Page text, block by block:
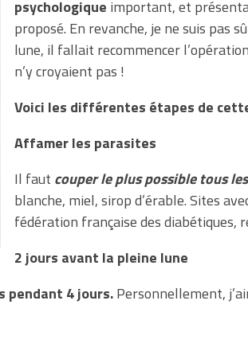
psychologique important, et
proposé. En revanche, je ne suis pas
lune, il fallait recommencer
n’y croyaient pas !
Voici les différentes étapes de
Affamer les parasites
Il faut couper le plus possible tous
blanche, miel, sirop d’érable. Sites
fédération française des diabétiques,
2 jours avant la pleine lune
4 jours.Personnellement,